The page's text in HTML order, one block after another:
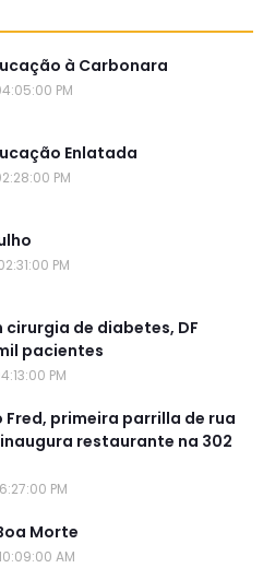
à Carbonara
PM
Enlatada
PM
PM
cirurgia de diabetes, DF
pacientes
PM
Fred, primeira parrilla de rua
restaurante na 302
PM
Morte
AM